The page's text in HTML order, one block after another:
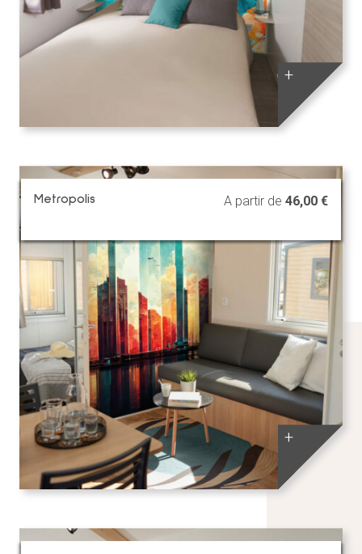
+
Metropolis A partir de 46,00 €
+